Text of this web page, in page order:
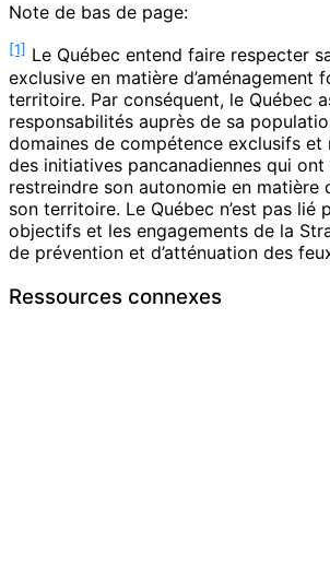
Note de bas de page:
[1] Le Québec entend faire respecter
exclusive en matière d’aménagement
territoire. Par conséquent, le Québec
responsabilités auprès de sa
domaines de compétence exclusifs et
des initiatives pancanadiennes qui
restreindre son autonomie en matière
son territoire. Le Québec n’est pas lié
objectifs et les engagements de la
de prévention et d’atténuation des
Ressources connexes